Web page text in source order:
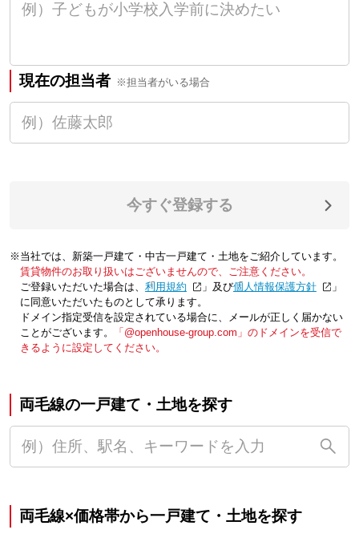
現在の担当者 ※担当者がいる場合
今すぐ登録する
※当社では、新築一戸建て・中古一戸建て・土地をご紹介しています。
賃貸物件のお取り扱いはございませんので、ご注意ください。
ご登録いただいた場合は、「利用規約 」及び「個人情報保護方針
」
に同意いただいたものとして承ります。
ドメイン指定受信を設定されている場合に、メールが正しく届かない
ことがございます。
「@openhouse-group.com」のドメインを受信で
きるように設定してください。
両毛線の一戸建て・土地を探す
両毛線×価格帯から一戸建て・土地を探す